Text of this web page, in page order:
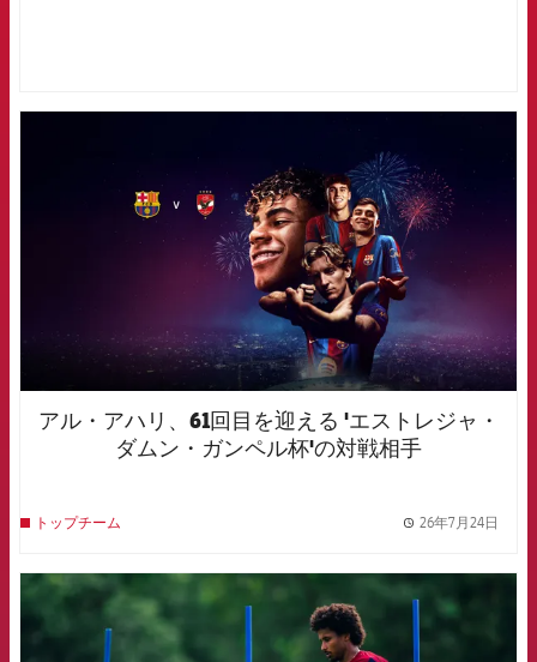
アル・アハリ、61回目を迎える 'エストレジャ・
ダムン・ガンペル杯'の対戦相手
トップチーム 26年7月24日
FCB Barcelona badge